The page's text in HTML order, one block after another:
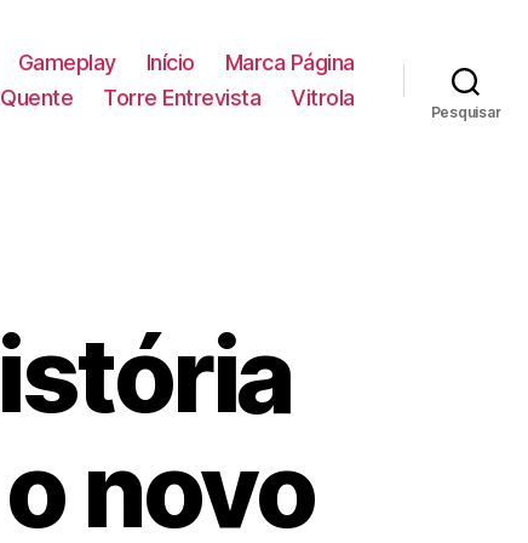
Gameplay Início
Marca Página
Torre Entrevista Vitrola
Pesquisar
novo